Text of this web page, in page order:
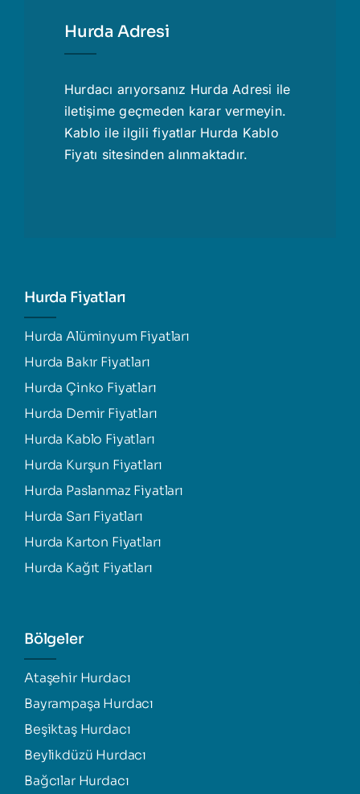
Hurda Adresi
Hurdacı arıyorsanız Hurda Adresi ile
iletişime geçmeden karar vermeyin.
Kablo ile ilgili fiyatlar Hurda Kablo
Fiyatı sitesinden alınmaktadır.
Hurda Fiyatları
Hurda Alüminyum Fiyatları
Hurda Bakır Fiyatları
Hurda Çinko Fiyatları
Hurda Demir Fiyatları
Hurda Kablo Fiyatları
Hurda Kurşun Fiyatları
Hurda Paslanmaz Fiyatları
Hurda Sarı Fiyatları
Hurda Karton Fiyatları
Hurda Kağıt Fiyatları
Bölgeler
Ataşehir Hurdacı
Bayrampaşa Hurdacı
Beşiktaş Hurdacı
Beylikdüzü Hurdacı
Bağcılar Hurdacı